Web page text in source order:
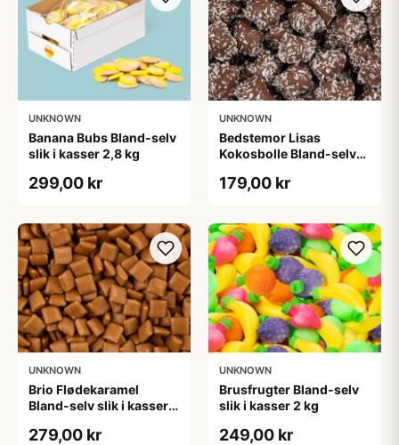
UNKNOWN
Banana Bubs Bland-selv
slik i kasser 2,8 kg
299,00 kr
UNKNOWN
Bedstemor Lisas
Kokosbolle Bland-selv
179,00 kr
UNKNOWN
Brio Flødekaramel
Bland-selv slik i kasser 2
279,00 kr
UNKNOWN
Brusfrugter Bland-selv
slik i kasser 2 kg
249,00 kr